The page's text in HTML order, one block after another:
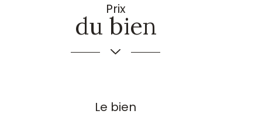
Prix
du bien
Le bien